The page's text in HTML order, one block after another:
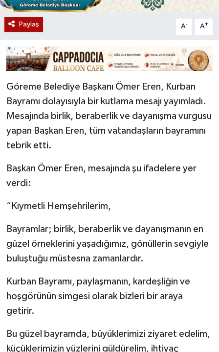
Paylaş A- A+
Göreme Belediye Başkanı Ömer Eren, Kurban
Bayramı dolayısıyla bir kutlama mesajı yayımladı.
Mesajında birlik, beraberlik ve dayanışma vurgusu
yapan Başkan Eren, tüm vatandaşların bayramını
tebrik etti.
Başkan Ömer Eren, mesajında şu ifadelere yer
verdi:
“Kıymetli Hemşehrilerim,
Bayramlar; birlik, beraberlik ve dayanışmanın en
güzel örneklerini yaşadığımız, gönüllerin sevgiyle
buluştuğu müstesna zamanlardır.
Kurban Bayramı, paylaşmanın, kardeşliğin ve
hoşgörünün simgesi olarak bizleri bir araya
getirir.
Bu güzel bayramda, büyüklerimizi ziyaret edelim,
küçüklerimizin yüzlerini güldürelim, ihtiyaç